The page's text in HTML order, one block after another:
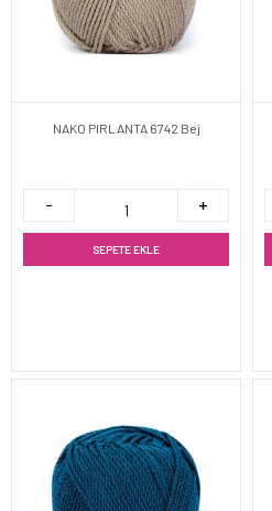
NAKO PIRLANTA 6742 Bej
SEPETE EKLE